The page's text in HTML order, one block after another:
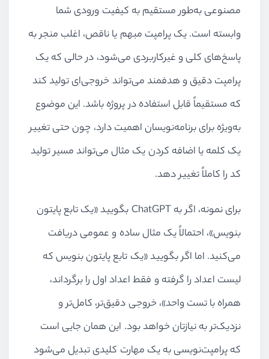
مصنوعی به‌طور مستقیم به کیفیت ورودی شما
وابسته است. یک پرامپت مبهم یا ناقص، اغلب منجر به
پاسخ‌های کلی و غیرکاربردی می‌شود، در حالی که یک
پرامپت دقیق و هدفمند می‌تواند خروجی‌ای تولید کند
که مستقیماً قابل استفاده در پروژه باشد. این موضوع
به‌ویژه برای برنامه‌نویسان اهمیت دارد، چون حتی تغییر
یک کلمه یا اضافه کردن یک مثال می‌تواند مسیر تولید
کد را کاملاً تغییر دهد.
برای نمونه، اگر به ChatGPT بگویید «یک تابع پایتون
بنویس»، احتمالاً یک مثال ساده و عمومی دریافت
می‌کنید. اما اگر بگویید «یک تابع پایتون بنویس که
لیست اعداد را گرفته و فقط اعداد اول را برگرداند،
همراه با تست واحد»، خروجی دقیق‌تر، کامل‌تر و
نزدیک‌تر به نیازتان خواهد بود. این همان جایی است
که پرامپت‌نویسی به یک مهارت کلیدی تبدیل می‌شود